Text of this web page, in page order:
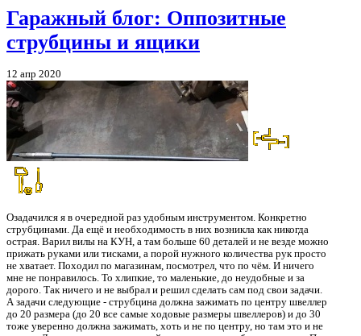
Гаражный блог: Оппозитные
струбцины и ящики
12 апр 2020
Озадачился я в очередной раз удобным инструментом. Конкретно
струбцинами. Да ещё и необходимость в них возникла как никогда
острая. Варил вилы на КУН, а там больше 60 деталей и не везде можно
прижать руками или тисками, а порой нужного количества рук просто
не хватает. Походил по магазинам, посмотрел, что по чём. И ничего
мне не понравилось. То хлипкие, то маленькие, до неудобные и за
дорого. Так ничего и не выбрал и решил сделать сам под свои задачи.
А задачи следующие - струбцина должна зажимать по центру швеллер
до 20 размера (до 20 все самые ходовые размеры швеллеров) и до 30
тоже уверенно должна зажимать, хоть и не по центру, но там это и не